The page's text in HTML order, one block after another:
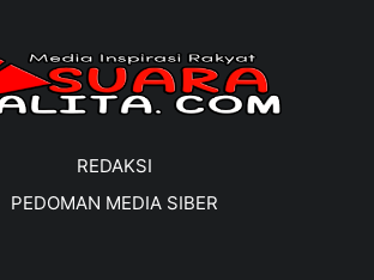
REDAKSI
PEDOMAN MEDIA SIBER